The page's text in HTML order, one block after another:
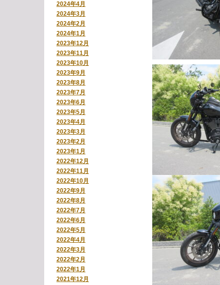
2024年4月
2024年3月
2024年2月
2024年1月
2023年12月
2023年11月
2023年10月
2023年9月
2023年8月
2023年7月
2023年6月
2023年5月
2023年4月
2023年3月
2023年2月
2023年1月
2022年12月
2022年11月
2022年10月
2022年9月
2022年8月
2022年7月
2022年6月
2022年5月
2022年4月
2022年3月
2022年2月
2022年1月
2021年12月